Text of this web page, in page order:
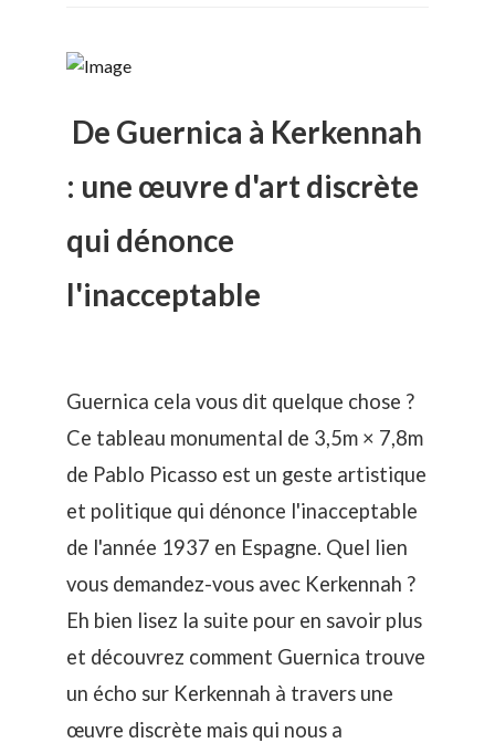
De Guernica à Kerkennah
: une œuvre d'art discrète
qui dénonce
l'inacceptable
Guernica cela vous dit quelque chose ?
Ce tableau monumental de 3,5m × 7,8m
de Pablo Picasso est un geste artistique
et politique qui dénonce l'inacceptable
de l'année 1937 en Espagne. Quel lien
vous demandez-vous avec Kerkennah ?
Eh bien lisez la suite pour en savoir plus
et découvrez comment Guernica trouve
un écho sur Kerkennah à travers une
œuvre discrète mais qui nous a